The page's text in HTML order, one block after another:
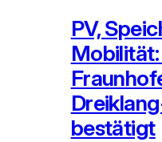
PV,
bestätigt